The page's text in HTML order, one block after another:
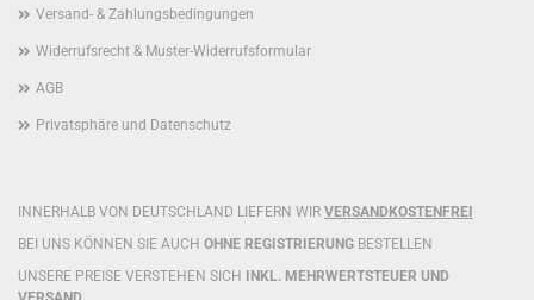
Versand- & Zahlungsbedingungen
Widerrufsrecht & Muster-Widerrufsformular
AGB
Privatsphäre und Datenschutz
INNERHALB VON DEUTSCHLAND LIEFERN WIR VERSANDKOSTENFREI
BEI UNS KÖNNEN SIE AUCH OHNE REGISTRIERUNG BESTELLEN
UNSERE PREISE VERSTEHEN SICH
INKL. MEHRWERTSTEUER UND